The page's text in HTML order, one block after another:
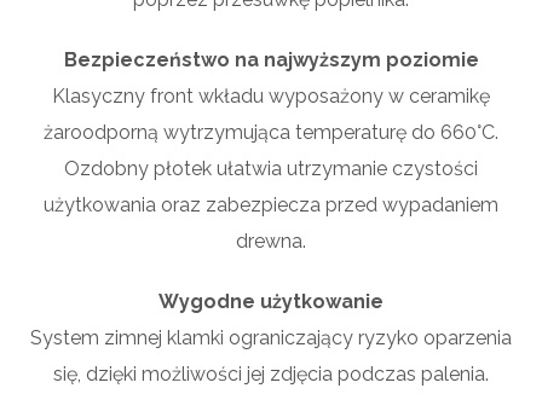
Bezpieczeństwo na najwyższym poziomie
Klasyczny front wkładu wyposażony w ceramikę
żaroodporną wytrzymująca temperaturę do 660°C.
Ozdobny płotek ułatwia utrzymanie czystości
użytkowania oraz zabezpiecza przed wypadaniem
drewna.
Wygodne użytkowanie
System zimnej klamki ograniczający ryzyko oparzenia
się, dzięki możliwości jej zdjęcia podczas palenia.